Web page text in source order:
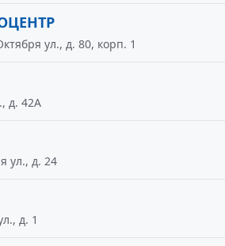
ул., д. 80, корп. 1
д. 42А
ул., д. 24
д. 1